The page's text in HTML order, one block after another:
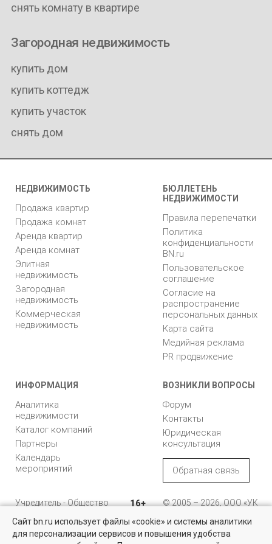
Квартиры на вторичном рынке
снять комнату в квартире
Загородная недвижимость
купить дом
купить коттедж
купить участок
снять дом
НЕДВИЖИМОСТЬ
Продажа квартир
Продажа комнат
Аренда квартир
Аренда комнат
Элитная
недвижимость
Загородная
недвижимость
Коммерческая
недвижимость
БЮЛЛЕТЕНЬ
НЕДВИЖИМОСТИ
Правила перепечатки
Политика
конфиденциальности
BN.ru
Пользовательское
соглашение
Согласие на
распространение
персональных данных
Карта сайта
Медийная реклама
PR продвижение
ИНФОРМАЦИЯ
Аналитика
недвижимости
Каталог компаний
Партнеры
Календарь
мероприятий
ВОЗНИКЛИ ВОПРОСЫ
Форум
Контакты
Юридическая
консультация
Обратная связь
Учредитель - Общество
ответственностью
"Управляющая
компания "Бюллетень
16+
© 2005 – 2026, ООО «УК
196105, Санкт-
Петербург, пр. Юрия
Сайт bn.ru использует файлы «cookie» и системы аналитики
для персонализации сервисов и повышения удобства